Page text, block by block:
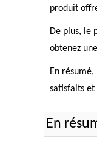
produit
De plus, le
obtenez
En
satisfaits
En